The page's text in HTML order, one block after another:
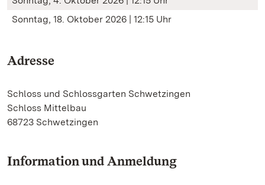
Sonntag, 18. Oktober 2026 | 12:15 Uhr
Adresse
Schloss und Schlossgarten Schwetzingen
Schloss Mittelbau
68723 Schwetzingen
Information und Anmeldung